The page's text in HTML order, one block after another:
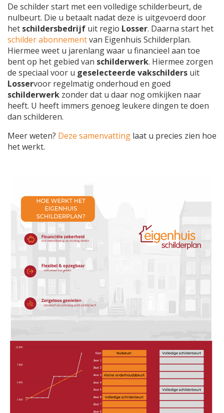
De schilder start met een volledige schilderbeurt, de
nulbeurt. Die u betaalt nadat deze is uitgevoerd door
het schildersbedrijf uit regio Losser. Daarna start het
schilder abonnementvan Eigenhuis Schilderplan.
Hiermee weet u jarenlang waar u financieel aan toe
bent op het gebied van schilderwerk. Hiermee zorgen
de speciaal voor u geselecteerde vakschilders uit
Losservoor regelmatig onderhoud en goed
schilderwerk zonder dat u daar nog omkijken naar
heeft. U heeft immers genoeg leukere dingen te doen
dan schilderen.
Meer weten? Deze samenvatting laat u precies zien hoe
het werkt.